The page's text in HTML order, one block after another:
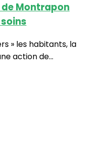
Montrapon
» les habitants, la
action de...